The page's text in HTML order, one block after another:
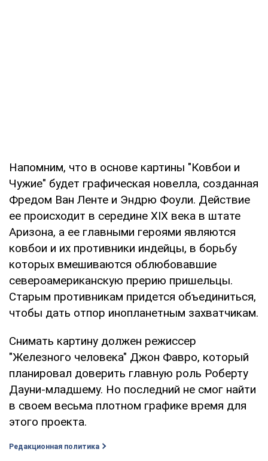
Напомним, что в основе картины "Ковбои и
Чужие" будет графическая новелла, созданная
Фредом Ван Ленте и Эндрю Фоули. Действие
ее происходит в середине XIX века в штате
Аризона, а ее главными героями являются
ковбои и их противники индейцы, в борьбу
которых вмешиваются облюбовавшие
североамериканскую прерию пришельцы.
Старым противникам придется объединиться,
чтобы дать отпор инопланетным захватчикам.
Снимать картину должен режиссер
"Железного человека" Джон Фавро, который
планировал доверить главную роль Роберту
Дауни-младшему. Но последний не смог найти
в своем весьма плотном графике время для
этого проекта.
Редакционная политика